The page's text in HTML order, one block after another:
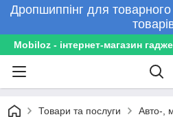
Дропшиппінг для
Mobiloz - інтернет-магазин
Товари та послуги Авто-,